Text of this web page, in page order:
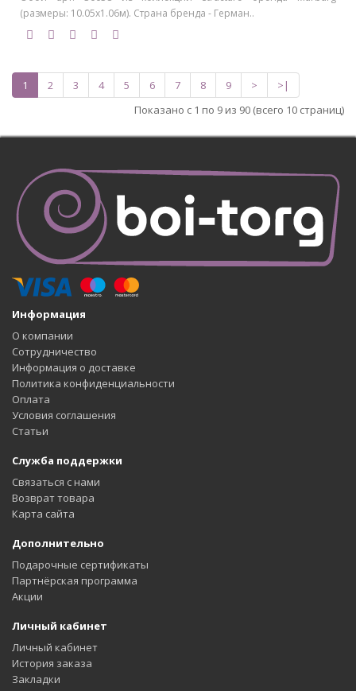
(размеры: 10.05х1.06м). Страна бренда - Герман..
1 2 3 4 5 6 7 8 9 >
>|
Показано с 1 по 9 из 90 (всего 10 страниц)
Информация
О компании
Сотрудничество
Информация о доставке
Политика конфиденциальности
Оплата
Условия соглашения
Статьи
Служба поддержки
Связаться с нами
Возврат товара
Карта сайта
Дополнительно
Подарочные сертификаты
Партнёрская программа
Акции
Личный кабинет
Личный кабинет
История заказа
Закладки